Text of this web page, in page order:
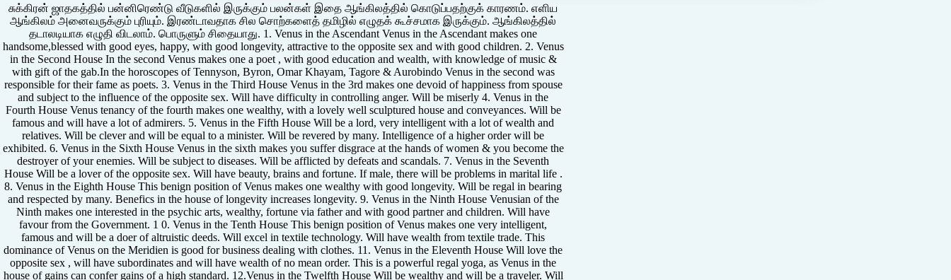
சுக்கிரன் ஜாதகத்தில் பன்னிரெண்டு வீடுகளில் இருக்கும் பலன்கள் இதை ஆங்கிலத்தில் கொடுப்பதற்குக் காரணம். எளிய
ஆங்கிலம் அனைவருக்கும் புரியும். இரண்டாவதாக சில சொற்களைத் தமிழில் எழுதக் கூச்சமாக இருக்கும். ஆங்கிலத்தில்
தடாலடியாக எழுதி விடலாம். பொருளும் சிதையாது. 1. Venus in the Ascendant Venus in the Ascendant makes one
handsome,blessed with good eyes, happy, with good longevity, attractive to the opposite sex and with good children. 2. Venus
in the Second House In the second Venus makes one a poet , with good education and wealth, with knowledge of music &
with gift of the gab.In the horoscopes of Tennyson, Byron, Omar Khayam, Tagore & Aurobindo Venus in the second was
responsible for their fame as poets. 3. Venus in the Third House Venus in the 3rd makes one devoid of happiness from spouse
and subject to the influence of the opposite sex. Will have difficulty in controlling anger. Will be miserly 4. Venus in the
Fourth House Venus tenancy of the fourth makes one wealthy, with a lovely well sculptured house and conveyances. Will be
famous and will have a lot of admirers. 5. Venus in the Fifth House Will be a lord, very intelligent with a lot of wealth and
relatives. Will be clever and will be equal to a minister. Will be revered by many. Intelligence of a higher order will be
exhibited. 6. Venus in the Sixth House Venus in the sixth makes you suffer disgrace at the hands of women & you become the
destroyer of your enemies. Will be subject to diseases. Will be afflicted by defeats and scandals. 7. Venus in the Seventh
House Will be a lover of the opposite sex. Will have beauty, brains and fortune. If male, there will be problems in marital life .
8. Venus in the Eighth House This benign position of Venus makes one wealthy with good longevity. Will be regal in bearing
and respected by many. Benefics in the house of longevity increases longevity. 9. Venus in the Ninth House Venusian of the
Ninth makes one interested in the psychic arts, wealthy, fortune via father and with good partner and children. Will have
favour from the Government. 1 0. Venus in the Tenth House This benign position of Venus makes one very intelligent,
famous and will be a doer of altruistic deeds. Will excel in textile technology. Will have wealth from textile trade. This
dominance of Venus on the Meridien is good for business dealing with clothes. 11. Venus in the Eleventh House Will love the
opposite sex , will have subordinates and will have wealth of no mean order. This is a powerful regal yoga, as Venus in the
house of gains can confer gains of a high standard. 12.Venus in the Twelfth House Will be wealthy and will be a traveler. Will